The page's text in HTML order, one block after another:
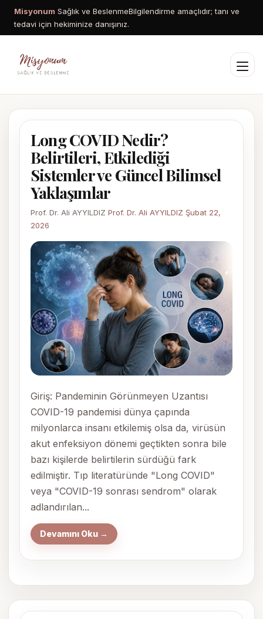
Misyonum Sağlık ve BeslenmeBilgilendirme amaçlıdır; tanı ve
tedavi için hekiminize danışınız.
Long COVID Nedir?
Belirtileri, Etkilediği
Sistemler ve Güncel Bilimsel
Yaklaşımlar
Prof. Dr. Ali AYYILDIZ Prof. Dr. Ali AYYILDIZ Şubat 22,
2026
Giriş: Pandeminin Görünmeyen Uzantısı
COVID-19 pandemisi dünya çapında
milyonlarca insanı etkilemiş olsa da, virüsün
akut enfeksiyon dönemi geçtikten sonra bile
bazı kişilerde belirtilerin sürdüğü fark
edilmiştir. Tıp literatüründe "Long COVID"
veya "COVID-19 sonrası sendrom" olarak
adlandırılan...
Devamını Oku →